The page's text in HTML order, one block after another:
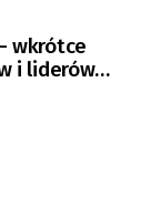
wkrótce
i liderów